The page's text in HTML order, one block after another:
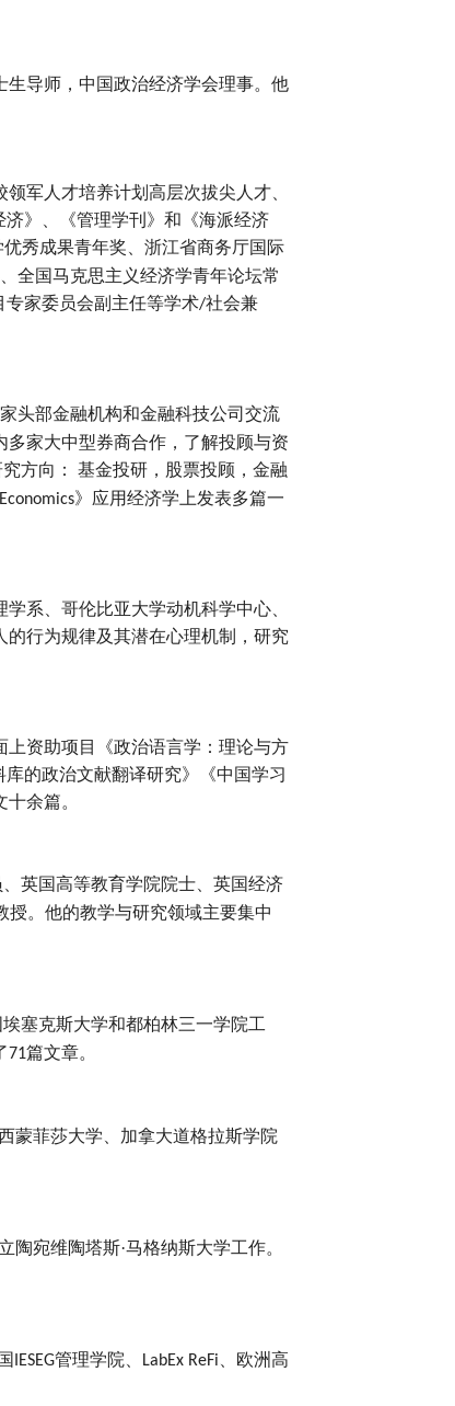
导师，中国政治经济学会理事。他
军人才培养计划高层次拔尖人才、
》、《管理学刊》和《海派经济
秀成果青年奖、浙江省商务厅国际
全国马克思主义经济学青年论坛常
家委员会副主任等学术/社会兼
头部金融机构和金融科技公司交流
家大中型券商合作，了解投顾与资
方向 ：
基金投研，股票投顾，金融
》应用经济学上发表多篇一
系、哥伦比亚大学动机科学中心、
行为规律及其潜在心理机制，研究
资助项目《政治语言学：理论与方
的政治文献翻译研究》《中国学习
余篇。
英国高等教育学院院士、英国经济
。他的教学与研究领域主要集中
塞克斯大学和都柏林三一学院工
71篇文章。
蒙菲莎大学、加拿大道格拉斯学院
宛维陶塔斯·马格纳斯大学工作。
IESEG管理学院、 LabEx ReFi 、欧洲高